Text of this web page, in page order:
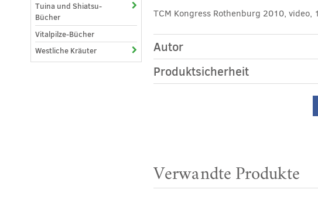
TCM Kongress Rothenburg 2010, video,
Autor
Produktsicherheit
Verwandte Produkte
Tuina und Shiatsu-
Bücher
Vitalpilze-Bücher
Westliche Kräuter